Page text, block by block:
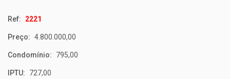
Ref: 2221
Preço: 4.800.000,00
Condomínio: 795,00
IPTU: 727,00